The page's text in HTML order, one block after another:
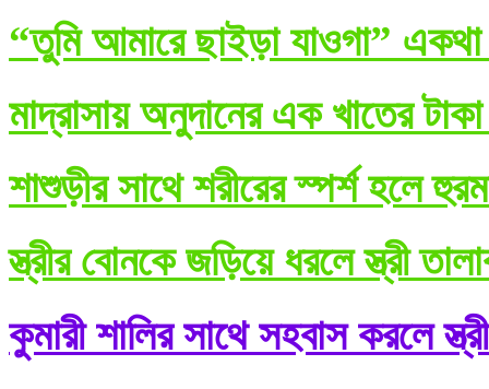
“তুমি আমারে ছাইড়া যাওগা” একথা
মাদ্রাসায় অনুদানের এক খাতের
শাশুড়ীর সাথে শরীরের স্পর্শ হলে
স্ত্রীর বোনকে জড়িয়ে ধরলে স্ত্রী
কুমারী শালির সাথে সহবাস করলে